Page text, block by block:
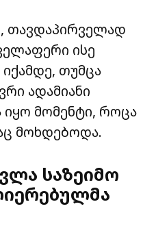
თავდაპირველად
ისე
თუმცა
ადამიანი
იყო მომენტი, როცა
მოხდებოდა.
საზეიმო